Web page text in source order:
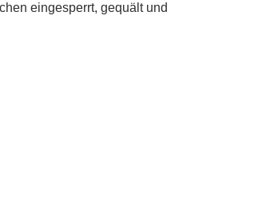
eingesperrt, gequält und